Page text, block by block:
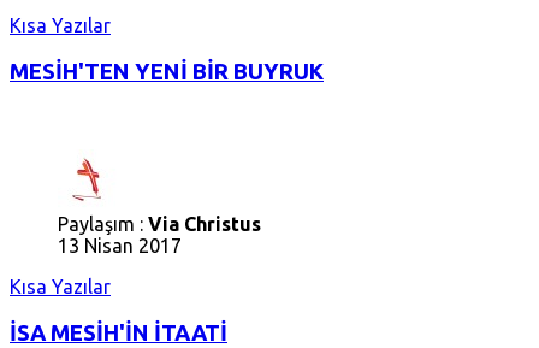
Kısa Yazılar
MESİH'TEN YENİ BİR BUYRUK
Paylaşım : Via Christus
13 Nisan 2017
Kısa Yazılar
İSA MESİH'İN İTAATİ